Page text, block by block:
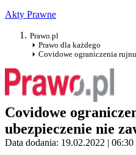
Akty Prawne
Prawo.pl
Prawo dla każdego
Covidowe ograniczenia
Covidowe
ubezpieczenie nie
Data dodania: 19.02.2022 | 06:30